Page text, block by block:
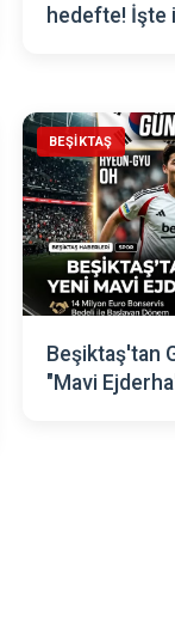
hedefte! İşte
BEŞIKTAŞ
Beşiktaş'tan
"Mavi